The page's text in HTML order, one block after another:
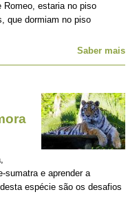
Romeo, estaria no piso
que dormiam no piso
Saber mais
sumatra e aprender a
espécie são os desafios